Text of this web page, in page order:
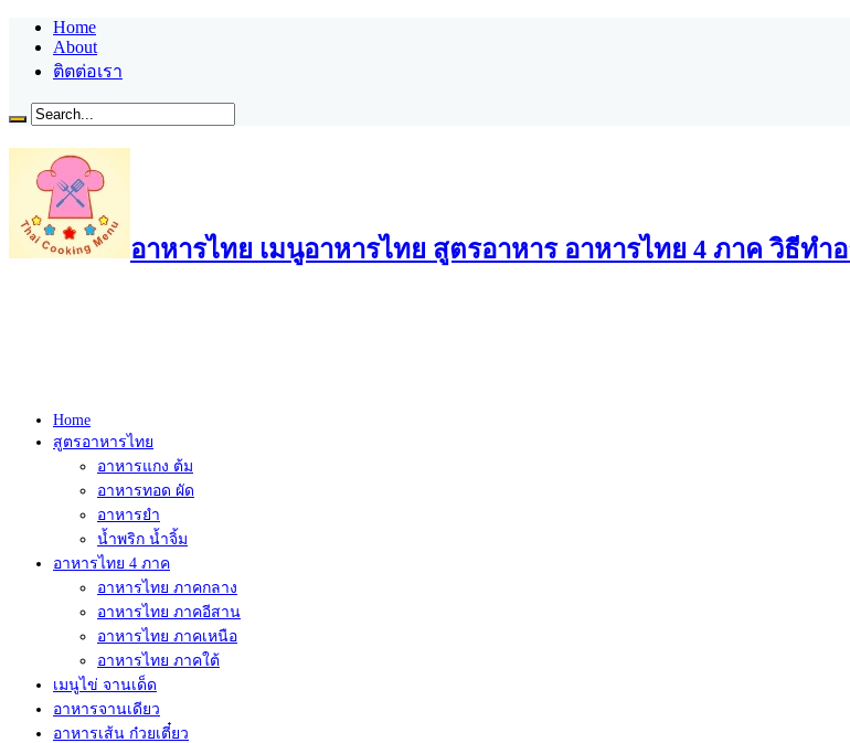
Home
About
ติตต่อเรา
อาหารไทย เมนูอาหารไทย สูตรอาหาร อาหารไทย 4 ภาค วิธีทำ
Home
สูตรอาหารไทย
อาหารแกง ต้ม
อาหารทอด ผัด
อาหารยำ
น้ำพริก น้ำจิ้ม
อาหารไทย 4 ภาค
อาหารไทย ภาคกลาง
อาหารไทย ภาคอีสาน
อาหารไทย ภาคเหนือ
อาหารไทย ภาคใต้
เมนูไข่ จานเด็ด
อาหารจานเดียว
อาหารเส้น ก๋วยเตี๋ยว